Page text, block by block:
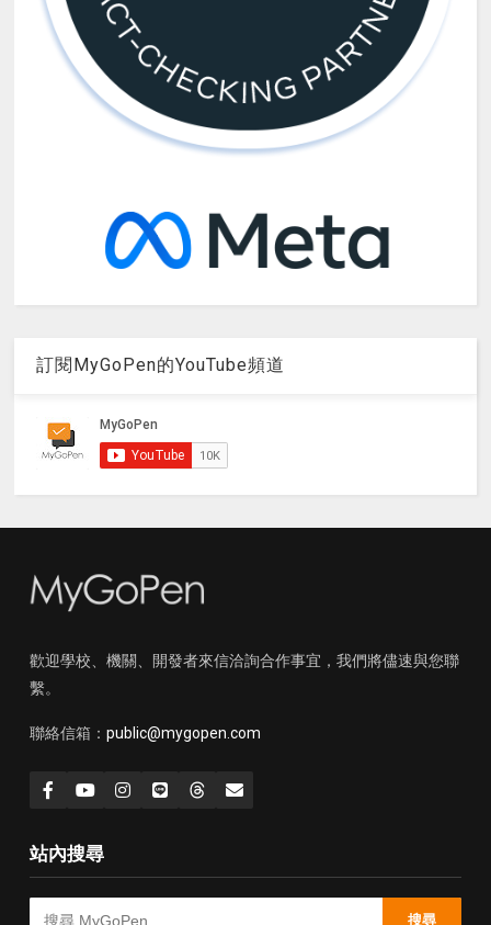
訂閱MyGoPen的YouTube頻道
歡迎學校、機關、開發者來信洽詢合作事宜，我們將儘速與您聯
繫。
聯絡信箱： public@mygopen.com
站內搜尋
搜尋